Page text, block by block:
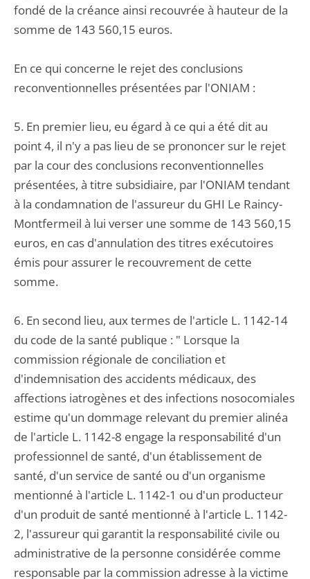
fondé de la créance ainsi recouvrée à hauteur de la
somme de 143 560,15 euros.
En ce qui concerne le rejet des conclusions
reconventionnelles présentées par l'ONIAM :
5. En premier lieu, eu égard à ce qui a été dit au
point 4, il n'y a pas lieu de se prononcer sur le rejet
par la cour des conclusions reconventionnelles
présentées, à titre subsidiaire, par l'ONIAM tendant
à la condamnation de l'assureur du GHI Le Raincy-
Montfermeil à lui verser une somme de 143 560,15
euros, en cas d'annulation des titres exécutoires
émis pour assurer le recouvrement de cette
somme.
6. En second lieu, aux termes de l'article L. 1142-14
du code de la santé publique : " Lorsque la
commission régionale de conciliation et
d'indemnisation des accidents médicaux, des
affections iatrogènes et des infections nosocomiales
estime qu'un dommage relevant du premier alinéa
de l'article L. 1142-8 engage la responsabilité d'un
professionnel de santé, d'un établissement de
santé, d'un service de santé ou d'un organisme
mentionné à l'article L. 1142-1 ou d'un producteur
d'un produit de santé mentionné à l'article L. 1142-
2, l'assureur qui garantit la responsabilité civile ou
administrative de la personne considérée comme
responsable par la commission adresse à la victime